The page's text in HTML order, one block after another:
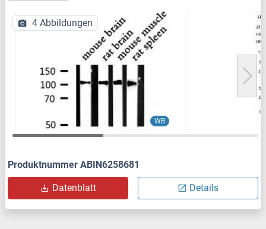
WB
4 Abbildungen
Produktnummer ABIN6258681
Datenblatt Details